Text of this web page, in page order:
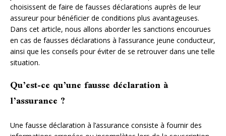
choisissent de faire de fausses déclarations auprès de leur
assureur pour bénéficier de conditions plus avantageuses.
Dans cet article, nous allons aborder les sanctions encourues
en cas de fausses déclarations à l’assurance jeune conducteur,
ainsi que les conseils pour éviter de se retrouver dans une telle
situation.
Qu’est-ce qu’une fausse déclaration à
l’assurance ?
Une fausse déclaration à l’assurance consiste à fournir des